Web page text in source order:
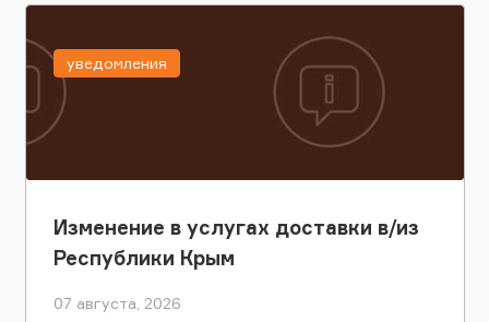
Изменение в услугах доставки в/из
Республики Крым
07 августа, 2026
уведомления